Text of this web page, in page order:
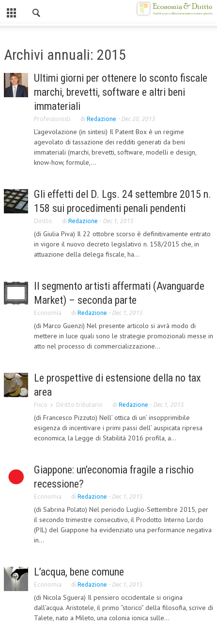
CHI SIAMO
MISSION
CENTRO STUDI
ATTO COSTITUTIVO E STATUTO
ORGANIZZAZIONE
DIREZIONE SCIENTIFICA
ALTA FORMAZIONE
CORSI CE.S.E.D.
ARCHIVIO CORSI 2015
BROCHURE CE.S.E.D.
LA RIVISTA
LA RIVISTA
COMITATO SCIENTIFICO
REDAZIONE
PEER REVIEW
CODICE ETICO
ECONOMIA
CORPORATE SOCIAL RESPONSIBILITY
ECONOMIA DELL’ARTE
HUMAN RESOURCES
MARKETING
TREASURY IN FINANCIAL SERVICES
RISK MANAGEMENT
Archivi annuali: 2015
Ultimi giorni per ottenere lo sconto fiscale
marchi, brevetti, software e altri beni
immateriali
Professionisti di Redazione - Dec 20, 2015
L'agevolazione (in sintesi) Il Patent Box è un regime
agevolato di tassazione dei redditi generati da beni
immateriali (marchi, brevetti, software, modelli e design,
know-how, formule,...
Gli effetti del D. Lgs. 24 settembre 2015 n.
158 sui procedimenti penali pendenti
Diritto di Redazione - Dec 1, 2015
(di Giulia Piva) Il 22 ottobre scorso è definitivamente entrato
in vigore il nuovo decreto legislativo n. 158/2015 che, in
attuazione della delega fiscale, ha...
Il segmento artisti affermati (Avanguarde
Market) – seconda parte
Economia di Redazione - Dec 1, 2015
(di Marco Guenzi) Nel presente articolo si avrà modo di
mettere in luce quali sono le strategie promozionali messe in
atto nel processo di commercializzazione...
Le prospettive di estensione della no tax
area
Fisco Diritto tributario di Redazione - Dec 1, 2015
(di Francesco Pizzuto) Nell’ ottica di un’ insopprimibile
esigenza di incentivare i primi passi dell’ auspicata ripresa
economica, la Legge di Stabilità 2016 profila, a...
Giappone: un’economia fragile a rischio
recessione?
Economia di Redazione - Dec 1, 2015
(di Sabrina Polato) Nel periodo Luglio-Settembre 2015, per
il secondo trimestre consecutivo, il Prodotto Interno Lordo
(PIL) del Giappone ha evidenziato una performance negativa
in...
L’acqua, bene comune
Economia di Redazione - Dec 1, 2015
(di Nicola Sguera) Il pensiero occidentale si origina
dall’acqua. Aristotele, il primo “storico” della filosofia, scrive di
Talete, nato a Mileto, una colonia ionica sulle...